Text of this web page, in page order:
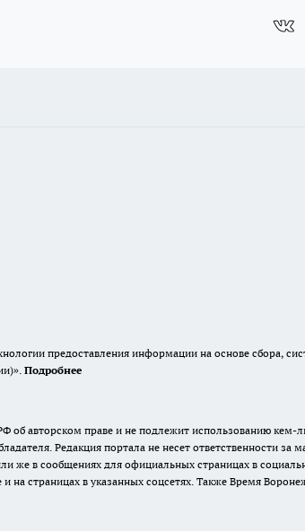
предоставления информации на основе сбора,
Подробнее
об авторском праве и не подлежит использованию
Редакция портала не несет ответственности за
же в сообщениях для официальных страницах в
на страницах в указанных соцсетях. Также Время